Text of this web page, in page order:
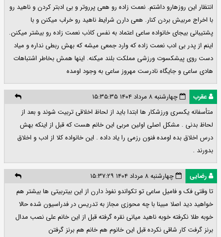
انتظار این روزهارو داشتم. نعمت زاده رو هعی پرروتر و بی ادبتر کردن و ناهید رو
با اخراج مربیش بردن کنار. هعی دارن شرایط ناهید رو خراب میکنن و با
پشتیبانی بیجای خانواده ساعی اعتماد به نفس کاذب نعمت زاده رو بیشتر میکنن.
اینم از پدر بی ادب نعمت زاده که وارد جمعی میشه که بهش ربطی نداره و میاد
دست روی پیشکسوت ورزشی مملکت بلند میکنه. اینها همش بخاطر اشتباهات
هادی ساعی و جایگاه نادرست مهروز ساعی به وجود اومده
عقرب
چهارشنبه ۸ مرداد ۱۴۰۴ ۱۵:۳۵:۳۵
متأسفانه یکسری ورزشکار ها ابتدا باید از لحاظ اخلاقی تربیت شوند و بعد از
لحاظ بدنی . مشکل اصلی اولین مربی این خانم هست که قبل از اینکه بهش
درس اخلاق بده اومده فنون رزمی را یاد داده . این خانواده کلا از ادب و اخلاق
بدورند .
رضایی
چهارشنبه ۸ مرداد ۱۴۰۴ ۱۵:۳۷:۲۹
تا وقتی فک و فامیل ساعی تو تکواندو نفوذ دارن از این بیتربیتی ها بیشتر هم
خواهید دید اصلا مبینا با چه محوزی مجاز به تدریس در فدراسیون شده حالا
خوبه طلا نکرفته خوبه ناهید میانی نقره گرفته قبل از این خانم علی نصب مدال
برنز گرفت کار شاقی نکرده قبل این خانوم هم خانم هم برنز گرفتن